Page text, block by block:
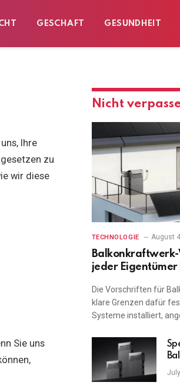
GESCHAFT GESUNDHEIT
Ihre
zu
wir diese
Sie uns
Nicht
TECHNOLOGIE August
jeder Eigentümer
Die Vorschriften für
klare Grenzen dafür
Systeme installiert,